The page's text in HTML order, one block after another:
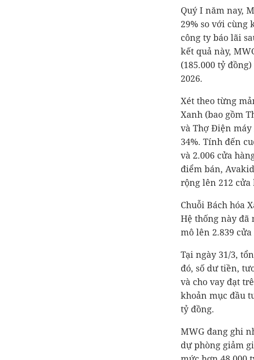
Quý I năm nay,
29% so với cùng
công ty báo lãi
kết quả này,
(185.000 tỷ đồng)
2026.
Xét theo từng
Xanh (bao gồm
và Thợ Điện máy
34%. Tính đến
và 2.006 cửa
điểm bán,
rộng lên 212 cửa
Chuỗi Bách hóa
Hệ thống này đã
mô lên 2.839 cửa
Tại ngày 31/3,
đó, số dư tiền,
và cho vay đạt
khoản mục đầu
tỷ đồng.
MWG đang ghi
dự phòng giảm